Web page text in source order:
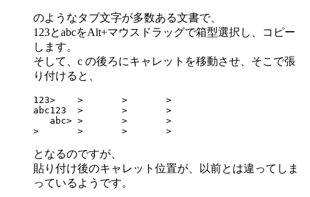
のようなタブ文字が多数ある文書で、
123とabcをAlt+マウスドラッグで箱型選択し、コピー
します。
そして、c の後ろにキャレットを移動させ、そこで張
り付けると、
123>	>	>	>
abc123	>	>	>
   abc>	>	>	>
となるのですが、
貼り付け後のキャレット位置が、以前とは違ってしま
っているようです。